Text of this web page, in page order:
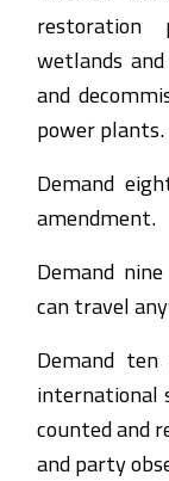
restoration
wetlands
and
power plants.
Demand
amendment.
Demand
can travel
Demand
international
counted and
and party